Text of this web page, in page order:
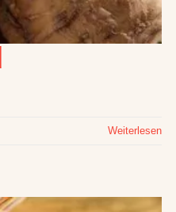
Weiterlesen